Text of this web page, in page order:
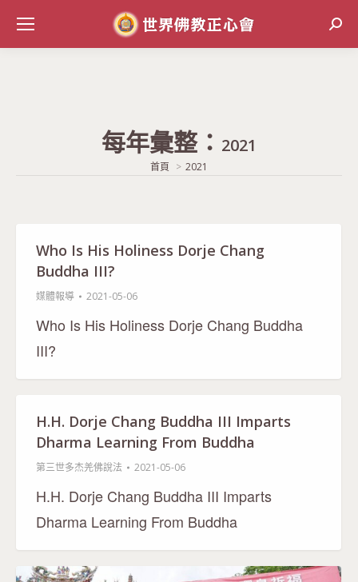
每年彙整： 2021
當前位置:
首頁 2021
Who Is His Holiness Dorje Chang
Buddha III?
媒體報導 2021-05-06
Who Is His Holiness Dorje Chang Buddha
III?
H.H. Dorje Chang Buddha III Imparts
Dharma Learning From Buddha
第三世多杰羌佛說法 2021-05-06
H.H. Dorje Chang Buddha III Imparts
Dharma Learning From Buddha